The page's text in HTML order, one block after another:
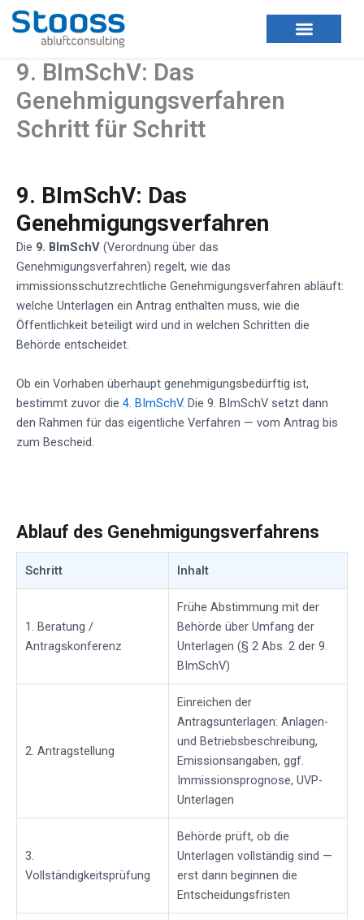
Zum
Inhalt
springen
9. BImSchV: Das
Genehmigungsverfahren
Schritt für Schritt
9. BImSchV: Das
Genehmigungsverfahren
Die 9. BImSchV (Verordnung über das
Genehmigungsverfahren) regelt, wie das
immissionsschutzrechtliche Genehmigungsverfahren abläuft:
welche Unterlagen ein Antrag enthalten muss, wie die
Öffentlichkeit beteiligt wird und in welchen Schritten die
Behörde entscheidet.
Ob ein Vorhaben überhaupt genehmigungsbedürftig ist,
bestimmt zuvor die 4. BImSchV. Die 9. BImSchV setzt dann
den Rahmen für das eigentliche Verfahren — vom Antrag bis
zum Bescheid.
Ablauf des Genehmigungsverfahrens
Schritt Inhalt
1. Beratung /
Antragskonferenz
Frühe Abstimmung mit der
Behörde über Umfang der
Unterlagen (§ 2 Abs. 2 der 9.
BImSchV)
2. Antragstellung
Einreichen der
Antragsunterlagen: Anlagen-
und Betriebsbeschreibung,
Emissionsangaben, ggf.
Immissionsprognose, UVP-
Unterlagen
3.
Vollständigkeitsprüfung
Behörde prüft, ob die
Unterlagen vollständig sind —
erst dann beginnen die
Entscheidungsfristen